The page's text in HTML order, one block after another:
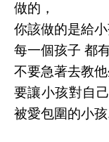
做的，
你該做的是給
每一個孩子 都
不要急著去教
要讓小孩對自
被愛包圍的小孩